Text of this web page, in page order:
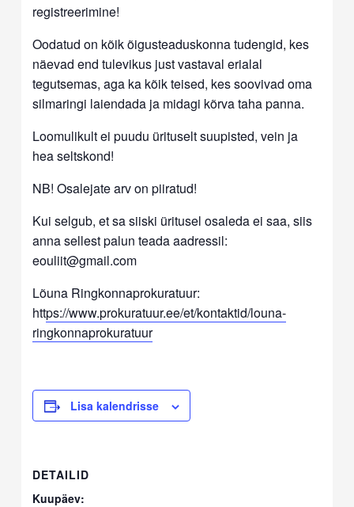
registreerimine!
Oodatud on kõik õigusteaduskonna tudengid, kes
näevad end tulevikus just vastaval erialal
tegutsemas, aga ka kõik teised, kes soovivad oma
silmaringi laiendada ja midagi kõrva taha panna.
Loomulikult ei puudu ürituselt suupisted, vein ja
hea seltskond!
NB! Osalejate arv on piiratud!
Kui selgub, et sa siiski üritusel osaleda ei saa, siis
anna sellest palun teada aadressil:
eouliit@gmail.com
Lõuna Ringkonnaprokuratuur:
https://www.prokuratuur.ee/et/kontaktid/louna-
ringkonnaprokuratuur
Lisa kalendrisse
DETAILID
Kuupäev: